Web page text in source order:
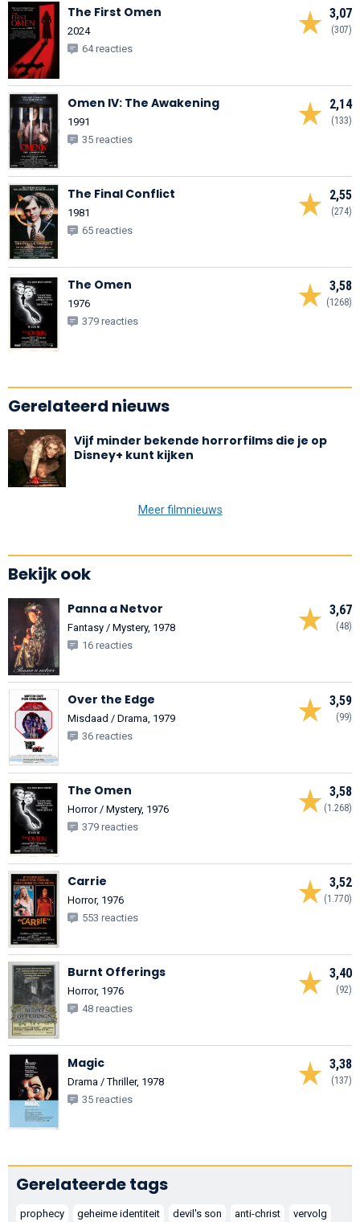
3,07
(307)
The First Omen
2024
64 reacties
2,14
(133)
Omen IV: The Awakening
1991
35 reacties
2,55
(274)
The Final Conflict
1981
65 reacties
3,58
(1268)
The Omen
1976
379 reacties
Gerelateerd nieuws
Vijf minder bekende horrorfilms die je op
Disney+ kunt kijken
Meer filmnieuws
Bekijk ook
3,67
(48)
Panna a Netvor
Fantasy / Mystery, 1978
16 reacties
3,59
(99)
Over the Edge
Misdaad / Drama, 1979
36 reacties
3,58
(1.268)
The Omen
Horror / Mystery, 1976
379 reacties
3,52
(1.770)
Carrie
Horror, 1976
553 reacties
3,40
(92)
Burnt Offerings
Horror, 1976
48 reacties
3,38
(137)
Magic
Drama / Thriller, 1978
35 reacties
Gerelateerde tags
prophecy geheime identiteit devil's son anti-christ
vervolg